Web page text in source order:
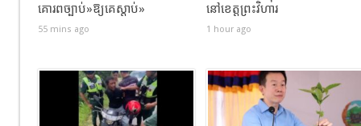
គោរពច្បាប់»ឱ្យគេស្តាប់»
55 mins ago
នៅខេត្តព្រះវិហារ
1 hour ago